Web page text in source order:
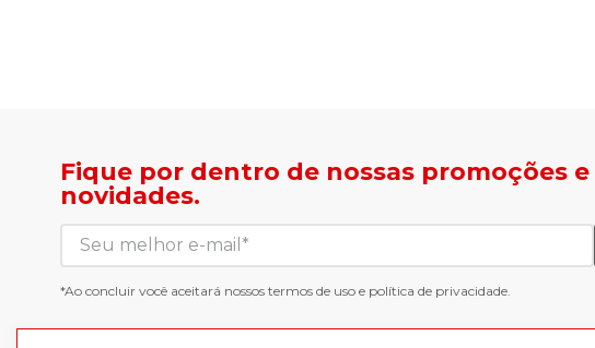
Fique por dentro de nossas promoções e
novidades.
*Ao concluir você aceitará nossos termos de uso e política de privacidade.